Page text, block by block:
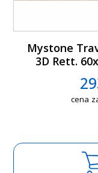
Mystone
3D Rett.
cena